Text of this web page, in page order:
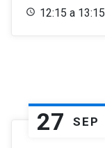
12:15 a 13:15
27 SEP